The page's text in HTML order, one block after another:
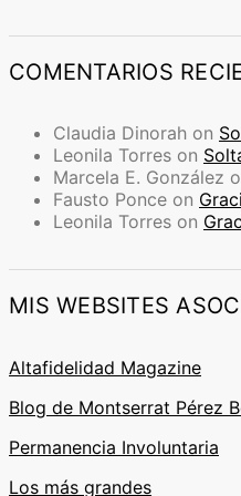
COMENTARIOS
Claudia Dinorah on
Leonila Torres on
Marcela E. González
Fausto Ponce on
Leonila Torres on
MIS WEBSITES
Altafidelidad Magazine
Blog de Montserrat Pérez
Permanencia Involuntaria
Los más grandes